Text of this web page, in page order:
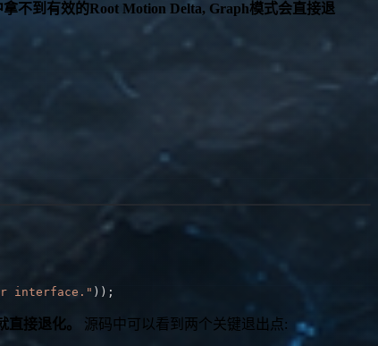
不到有效的Root Motion Delta, Graph模式会直接退
interface." ) ) ;
接退化。 源码中可以看到两个关键退出点: